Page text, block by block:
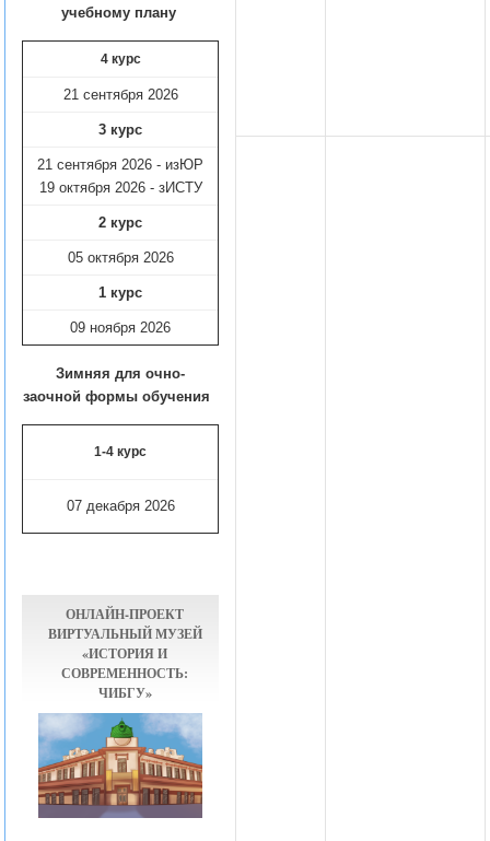
учебному плану​
4 курс
21 сентября 2026
3 курс
21 сентября 2026 - изЮР
19 октября 2026 - зИСТУ
2 курс
05 октября 2026
1 курс
09 ноября 2026
Зимняя для очно-
заочной формы обучения
1-4 курс
07 декабря 2026
ОНЛАЙН-ПРОЕКТ
ВИРТУАЛЬНЫЙ МУЗЕЙ
«ИСТОРИЯ И
СОВРЕМЕННОСТЬ:
ЧИБГУ»